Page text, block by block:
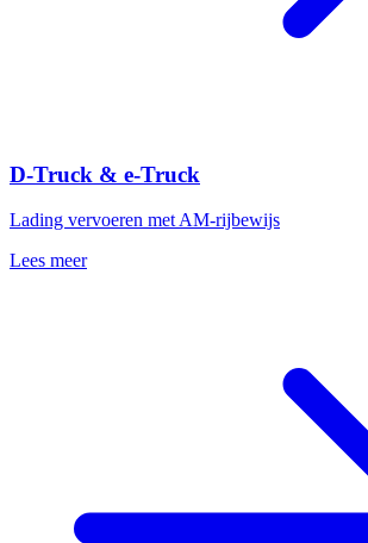
D-Truck & e-Truck
Lading vervoeren met AM-rijbewijs
Lees meer